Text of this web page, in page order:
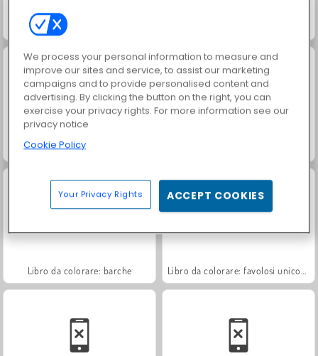
Space Dude Coloring Book
Libro da colorare: barche
We process your personal information to measure and
improve our sites and service, to assist our marketing
campaigns and to provide personalised content and
advertising. By clicking the button on the right, you can
exercise your privacy rights. For more information see our
privacy notice
Cookie Policy
Your Privacy Rights ACCEPT COOKIES